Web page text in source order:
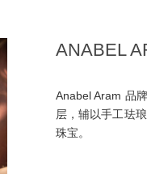
ANABEL
Anabel Aram 品
层，辅以手工珐
珠宝。